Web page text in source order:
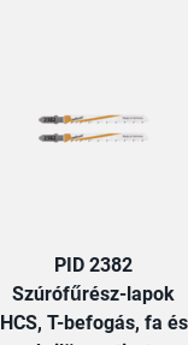
PID 2382
Szúrófűrész-lapok
HCS, T-befogás, fa és